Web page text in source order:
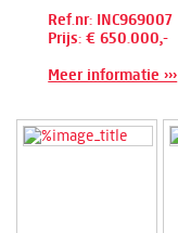
Ref.nr: INC969007
Prijs: € 650.000,-
Meer informatie ›››